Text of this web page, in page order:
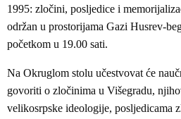
1995: zločini, posljedice i
održan u prostorijama Gazi Husrev-
početkom u 19.00 sati.
Na Okruglom stolu učestvovat će
govoriti o zločinima u Višegradu,
velikosrpske ideologije, posljedicama